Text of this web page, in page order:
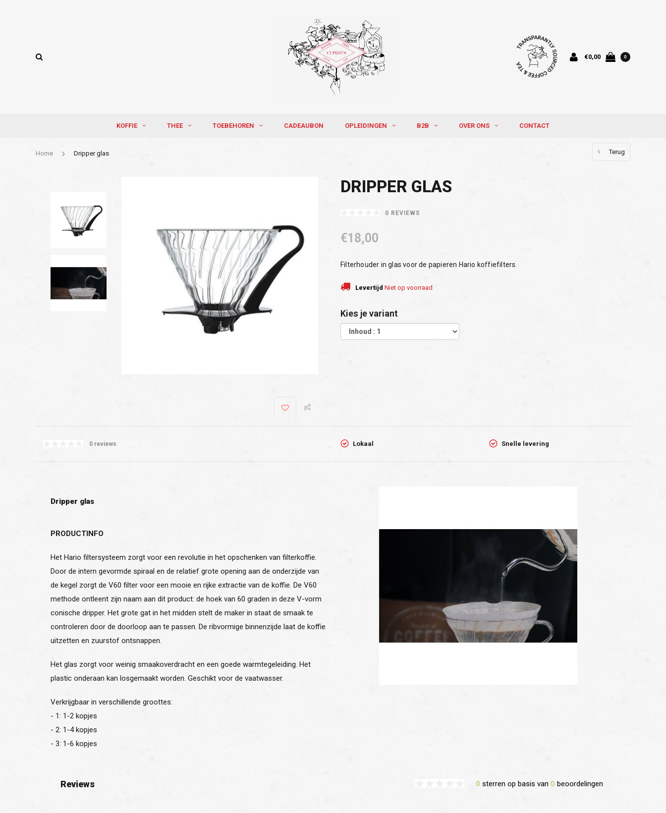
€0,00 0
KOFFIE THEE TOEBEHOREN CADEAUBON OPLEIDINGEN B2B OVER ONS CONTACT
Home Dripper glas Terug
DRIPPER GLAS
0 REVIEWS
€18,00
Filterhouder in glas voor de papieren Hario koffiefilters.
Levertijd Niet op voorraad
Kies je variant
0 reviews Lokaal Snelle levering
Dripper glas
PRODUCTINFO
Het Hario filtersysteem zorgt voor een revolutie in het opschenken van filterkoffie.
Door de intern gevormde spiraal en de relatief grote opening aan de onderzijde van
de kegel zorgt de V60 filter voor een mooie en rijke extractie van de koffie. De V60
methode ontleent zijn naam aan dit product: de hoek van 60 graden in deze V-vorm
conische dripper. Het grote gat in het midden stelt de maker in staat de smaak te
controleren door de doorloop aan te passen. De ribvormige binnenzijde laat de koffie
uitzetten en zuurstof ontsnappen.
Het glas zorgt voor weinig smaakoverdracht en een goede warmtegeleiding. Het
plastic onderaan kan losgemaakt worden. Geschikt voor de vaatwasser.
Verkrijgbaar in verschillende groottes:
- 1: 1-2 kopjes
- 2: 1-4 kopjes
- 3: 1-6 kopjes
Reviews 0 sterren op basis van 0 beoordelingen